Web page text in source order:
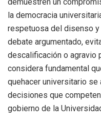
la democracia
respetuosa del disenso
debate argumentado,
descalificación o agravio
considera fundamental
quehacer universitario
decisiones que
gobierno de la